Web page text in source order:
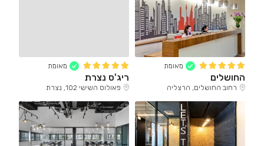
מאומת
החושלים
רחוב החושלים, הרצליה
מאומת
ריג'ס נצרת
פאולוס השישי 102, נצרת